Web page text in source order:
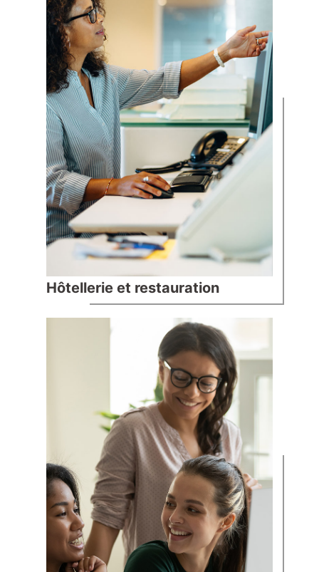
Hôtellerie et restauration